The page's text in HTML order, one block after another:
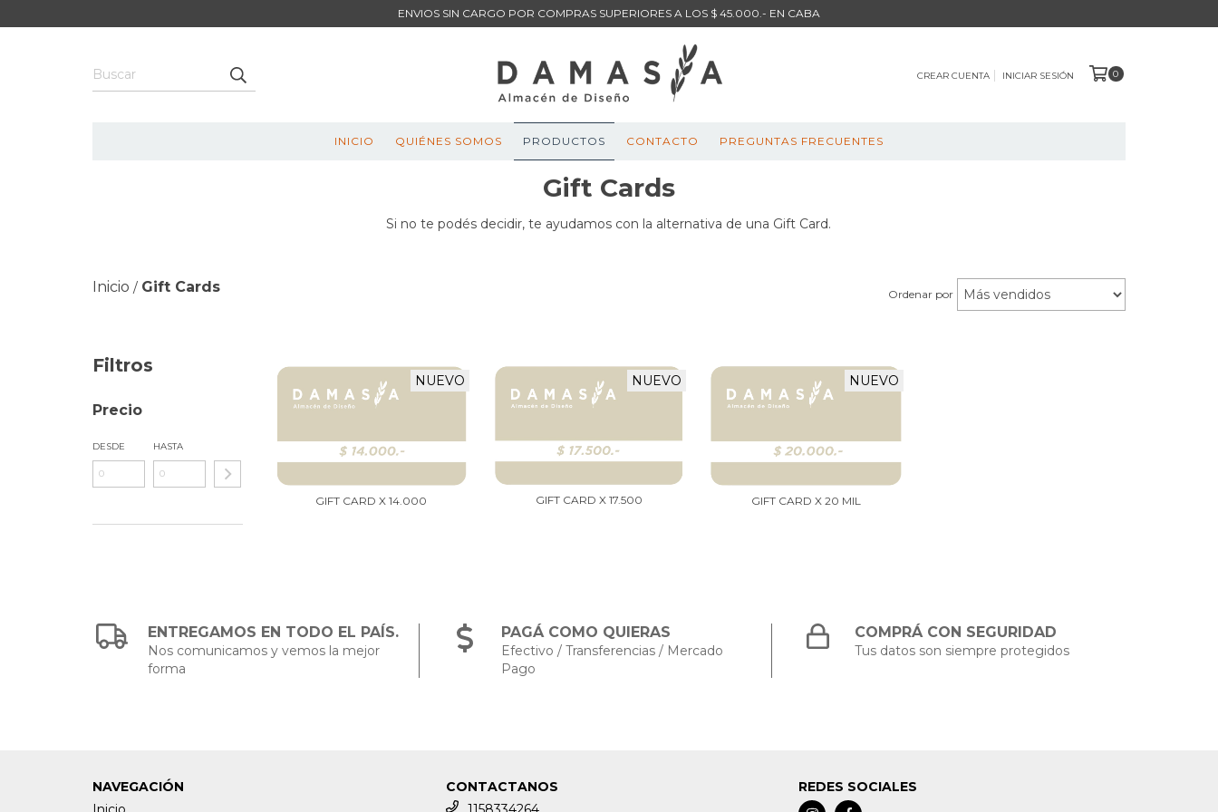
ENVIOS SIN CARGO POR COMPRAS SUPERIORES A LOS $ 45.000.- EN CABA
CREAR CUENTA INICIAR SESIÓN 0
INICIO QUIÉNES SOMOS PRODUCTOS CONTACTO PREGUNTAS FRECUENTES
Gift Cards
Si no te podés decidir, te ayudamos con la alternativa de una Gift Card.
Inicio / Gift Cards Ordenar por
Filtros
Precio
DESDE HASTA
NUEVO
GIFT CARD X 14.000
NUEVO
GIFT CARD X 17.500
NUEVO
GIFT CARD X 20 MIL
ENTREGAMOS EN TODO EL PAÍS.
Nos comunicamos y vemos la mejor
forma
PAGÁ COMO QUIERAS
Efectivo / Transferencias / Mercado
Pago
COMPRÁ CON SEGURIDAD
Tus datos son siempre protegidos
NAVEGACIÓN
CONTACTANOS
REDES SOCIALES